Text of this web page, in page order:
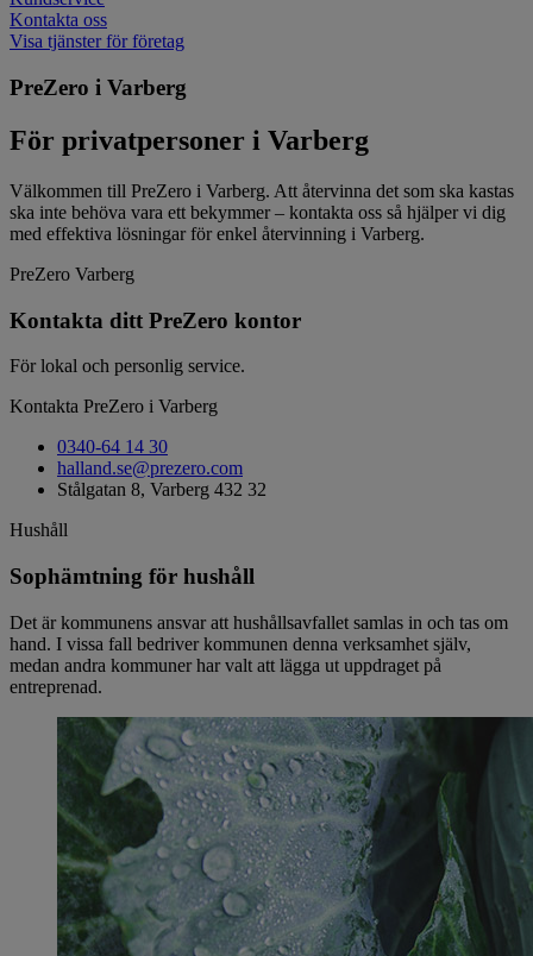
Kontakta oss
Visa tjänster för företag
PreZero i Varberg
För privatpersoner i Varberg
Välkommen till PreZero i Varberg. Att återvinna det som ska kastas
ska inte behöva vara ett bekymmer – kontakta oss så hjälper vi dig
med effektiva lösningar för enkel återvinning i Varberg.
PreZero Varberg
Kontakta ditt PreZero kontor
För lokal och personlig service.
Kontakta PreZero i Varberg
0340-64 14 30
halland.se@prezero.com
Stålgatan 8, Varberg 432 32
Hushåll
Sophämtning för hushåll
Det är kommunens ansvar att hushållsavfallet samlas in och tas om
hand. I vissa fall bedriver kommunen denna verksamhet själv,
medan andra kommuner har valt att lägga ut uppdraget på
entreprenad.